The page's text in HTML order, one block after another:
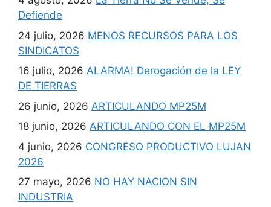
Defiende
24 julio, 2026 MENOS RECURSOS PARA LOS
SINDICATOS
16 julio, 2026 ALARMA! Derogación de la LEY
DE TIERRAS
26 junio, 2026 ARTICULANDO MP25M
18 junio, 2026 ARTICULANDO CON EL MP25M
4 junio, 2026 CONGRESO PRODUCTIVO LUJAN
2026
27 mayo, 2026 NO HAY NACION SIN
INDUSTRIA